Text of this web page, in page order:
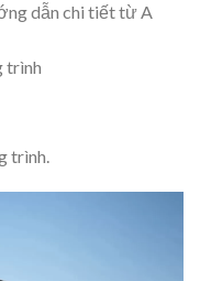
dẫn chi tiết từ A
trình
trình.